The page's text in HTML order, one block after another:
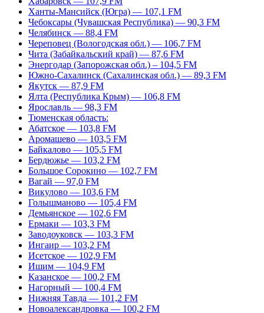
Ханты-Мансийск (Югра) — 107,1 FM
Чебоксары (Чувашская Республика) — 90,3 FM
Челябинск — 88,4 FM
Череповец (Вологодская обл.) — 106,7 FM
Чита (Забайкальский край) — 87,6 FM
Энергодар (Запорожская обл.) – 104,5 FM
Южно-Сахалинск (Сахалинская обл.) — 89,3 FM
Якутск — 87,9 FM
Ялта (Республика Крым) — 106,8 FM
Ярославль — 98,3 FM
Тюменская область:
Абатское — 103,8 FM
Аромашево — 103,5 FM
Байкалово — 105,5 FM
Бердюжье — 103,2 FM
Большое Сорокино — 102,7 FM
Вагай — 97,0 FM
Викулово — 103,6 FM
Голышманово — 105,4 FM
Демьянское — 102,6 FM
Ермаки — 103,3 FM
Заводоуковск — 103,3 FM
Ингаир — 103,2 FM
Исетское — 102,9 FM
Ишим — 104,9 FM
Казанское — 100,2 FM
Нагорный — 100,4 FM
Нижняя Тавда — 101,2 FM
Новоалександровка — 100,2 FM